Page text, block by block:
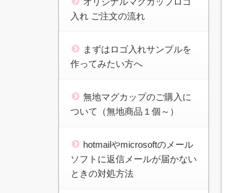
入れ ご注文の流れ
まずはロゴ入れサンプルを
作ってみたい方へ
無地マグカップのご購入に
ついて（無地商品１個～）
hotmailやmicrosoftのメール
ソフトに返信メールが届かない
ときの対処方法